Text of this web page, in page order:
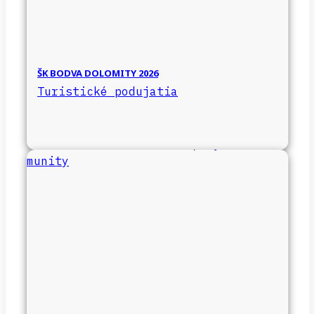
ŠK BODVA DOLOMITY 2026
Turistické podujatia